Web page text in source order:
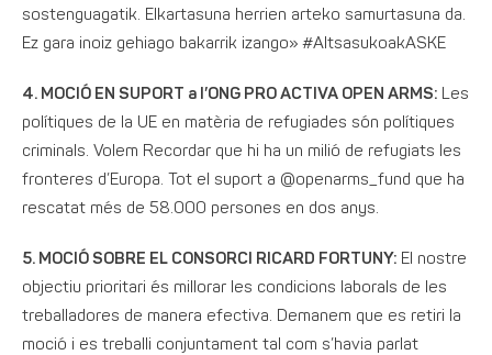
sostenguagatik. Elkartasuna herrien arteko samurtasuna da.
Ez gara inoiz gehiago bakarrik izango» #AltsasukoakASKE
4. MOCIÓ EN SUPORT a l’ONG PRO ACTIVA OPEN ARMS: Les
polítiques de la UE en matèria de refugiades són polítiques
criminals. Volem Recordar que hi ha un milió de refugiats les
fronteres d’Europa. Tot el suport a @openarms_fund que ha
rescatat més de 58.000 persones en dos anys.
5. MOCIÓ SOBRE EL CONSORCI RICARD FORTUNY: El nostre
objectiu prioritari és millorar les condicions laborals de les
treballadores de manera efectiva. Demanem que es retiri la
moció i es treballi conjuntament tal com s’havia parlat